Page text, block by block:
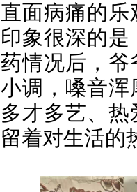
直面病痛的
印象很深的
药情况后，
小调，嗓音
多才多艺、
留着对生活的